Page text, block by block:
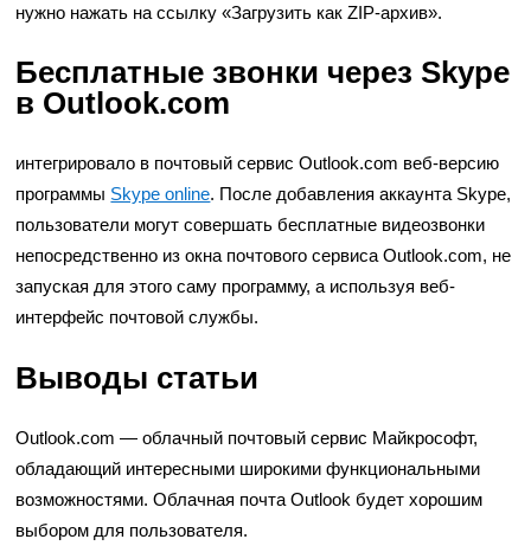
нужно нажать на ссылку «Загрузить как ZIP-архив».
Бесплатные звонки через Skype
в Outlook.com
интегрировало в почтовый сервис Outlook.com веб-версию
программы Skype online. После добавления аккаунта Skype,
пользователи могут совершать бесплатные видеозвонки
непосредственно из окна почтового сервиса Outlook.com, не
запуская для этого саму программу, а используя веб-
интерфейс почтовой службы.
Выводы статьи
Outlook.com — облачный почтовый сервис Майкрософт,
обладающий интересными широкими функциональными
возможностями. Облачная почта Outlook будет хорошим
выбором для пользователя.